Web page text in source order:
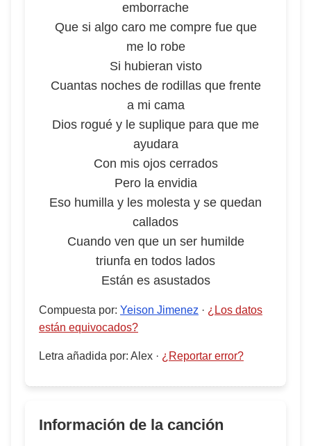
emborrache
Que si algo caro me compre fue que
me lo robe
Si hubieran visto
Cuantas noches de rodillas que frente
a mi cama
Dios rogué y le suplique para que me
ayudara
Con mis ojos cerrados
Pero la envidia
Eso humilla y les molesta y se quedan
callados
Cuando ven que un ser humilde
triunfa en todos lados
Están es asustados
Compuesta por: Yeison Jimenez · ¿Los datos
están equivocados?
Letra añadida por: Alex · ¿Reportar error?
Información de la canción